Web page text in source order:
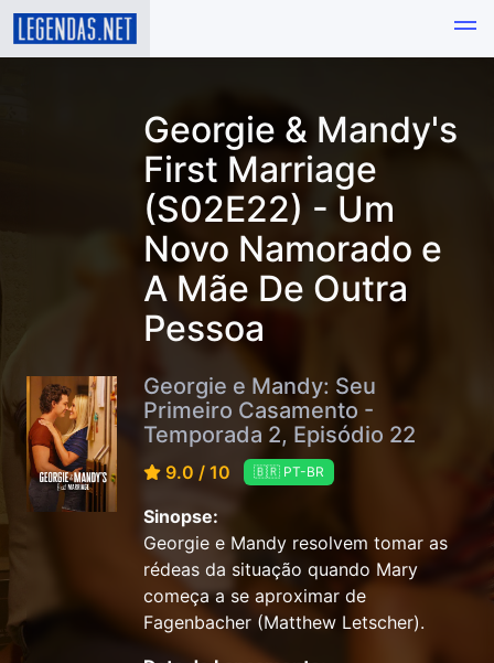
Georgie & Mandy's
First Marriage
(S02E22) - Um
Novo Namorado e
A Mãe De Outra
Pessoa⁩
Georgie e Mandy: Seu
Primeiro Casamento -
Temporada 2, Episódio 22
9.0 / 10 🇧🇷 PT-BR
Sinopse:
Georgie e Mandy resolvem tomar as
rédeas da situação quando Mary
começa a se aproximar de
Fagenbacher (Matthew Letscher).